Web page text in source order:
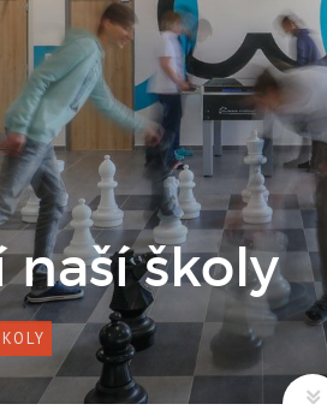
školy